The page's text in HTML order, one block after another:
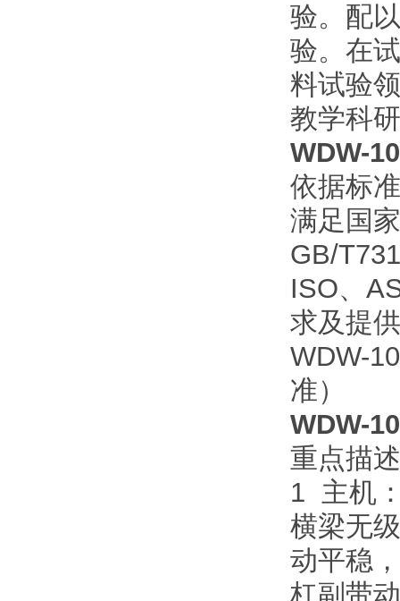
验。配
验。在
料试验
教学科
WDW-
依据标
满足国
GB/
ISO、
求及提
WDW-
准）
WDW-
重点描
1 主机
横梁无
动平稳
杠副带